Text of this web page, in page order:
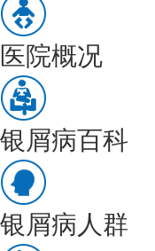
医院概况
银屑病百科
银屑病人群